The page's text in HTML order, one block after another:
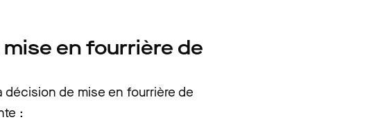
en fourrière de
de mise en fourrière de
: